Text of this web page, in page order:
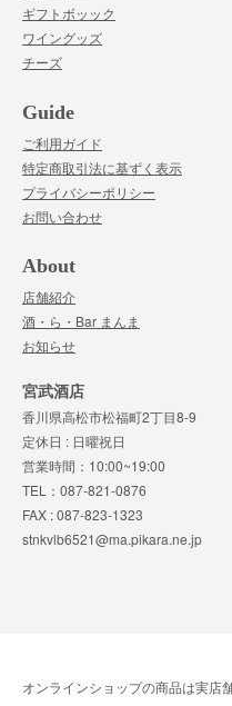
ギフトボッック
ワイングッズ
チーズ
Guide
ご利用ガイド
特定商取引法に基ずく表示
プライバシーポリシー
お問い合わせ
About
店舗紹介
酒・ら・Bar まんま
お知らせ
宮武酒店
香川県高松市松福町2丁目8-9
定休日 : 日曜祝日
営業時間：10:00~19:00
TEL：087-821-0876
FAX : 087-823-1323
stnkvlb6521@ma.pikara.ne.jp
オンラインショップの商品は実店